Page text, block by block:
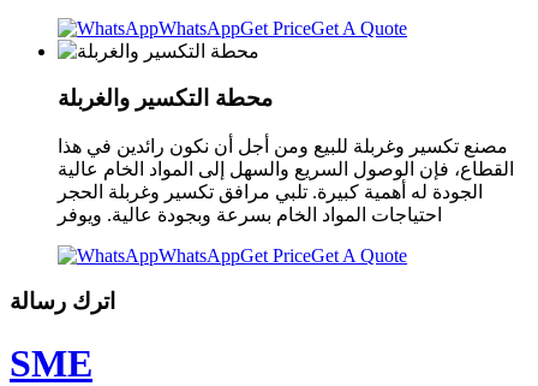
WhatsAppGet PriceGet A Quote
محطة التكسير والغربلة
مصنع تكسير وغربلة للبيع ومن أجل أن نكون رائدين في هذا
القطاع، فإن الوصول السريع والسهل إلى المواد الخام عالية
الجودة له أهمية كبيرة. تلبي مرافق تكسير وغربلة الحجر
احتياجات المواد الخام بسرعة وبجودة عالية. ويوفر
WhatsAppGet PriceGet A Quote
اترك رسالة
SME